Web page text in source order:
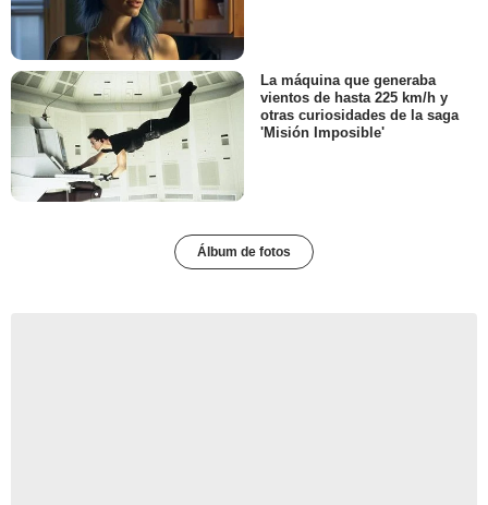
La máquina que generaba
vientos de hasta 225 km/h y
otras curiosidades de la saga
'Misión Imposible'
Álbum de fotos